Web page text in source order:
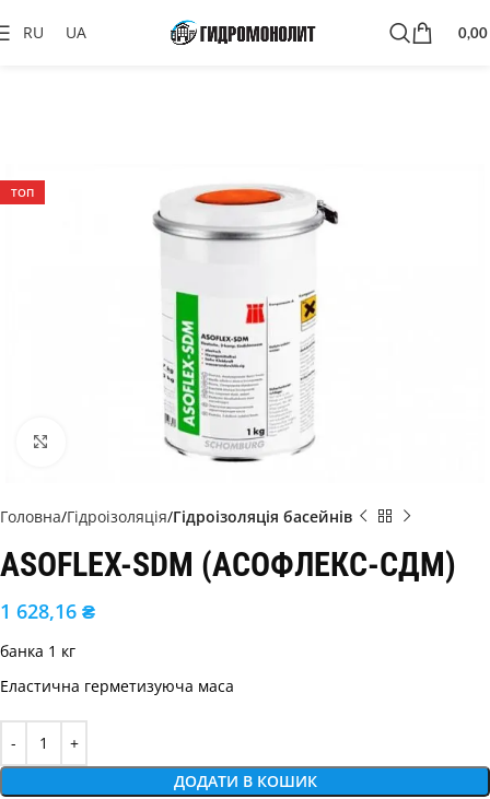
RU UA 0,00
ТОП
Click to enlarge
Головна Гідроізоляція Гідроізоляція басейнів
ASOFLEX-SDM (АСОФЛЕКС-СДМ)
1 628,16 ₴
банка 1 кг
Еластична герметизуюча маса
ДОДАТИ В КОШИК